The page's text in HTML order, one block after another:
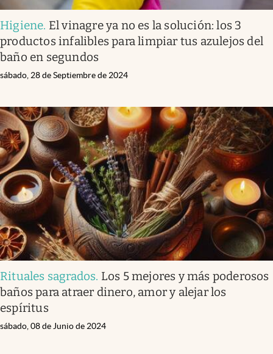
Higiene. El vinagre ya no es la solución: los 3
productos infalibles para limpiar tus azulejos del
baño en segundos
sábado, 28 de Septiembre de 2024
Rituales sagrados. Los 5 mejores y más poderosos
baños para atraer dinero, amor y alejar los
espíritus
sábado, 08 de Junio de 2024